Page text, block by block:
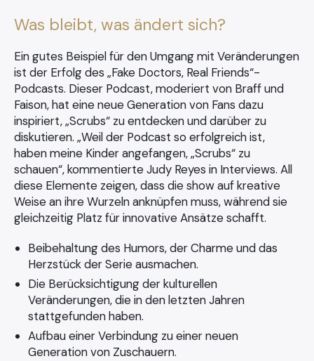
Was bleibt, was ändert sich?
Ein gutes Beispiel für den Umgang mit Veränderungen
ist der Erfolg des „Fake Doctors, Real Friends“-
Podcasts. Dieser Podcast, moderiert von Braff und
Faison, hat eine neue Generation von Fans dazu
inspiriert, „Scrubs“ zu entdecken und darüber zu
diskutieren. „Weil der Podcast so erfolgreich ist,
haben meine Kinder angefangen, „Scrubs“ zu
schauen“, kommentierte Judy Reyes in Interviews. All
diese Elemente zeigen, dass die show auf kreative
Weise an ihre Wurzeln anknüpfen muss, während sie
gleichzeitig Platz für innovative Ansätze schafft.
Beibehaltung des Humors, der Charme und das
Herzstück der Serie ausmachen.
Die Berücksichtigung der kulturellen
Veränderungen, die in den letzten Jahren
stattgefunden haben.
Aufbau einer Verbindung zu einer neuen
Generation von Zuschauern.